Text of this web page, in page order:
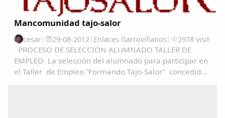
Mancomunidad tajo-salor
cesar| 29-08-2012| Enlaces Garrovillanos | 2978 visit
PROCESO DE SELECCIÓN ALUMNADO TALLER DE
EMPLEO La selección del alumnado para participar en
el Taller de Empleo “Formando Tajo-Salor” concedido